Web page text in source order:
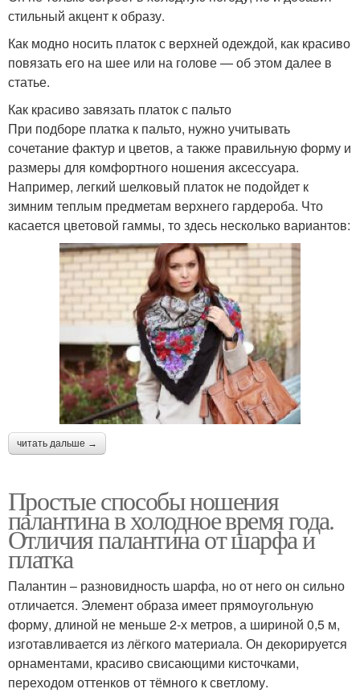
стильный акцент к образу.
Как модно носить платок с верхней одеждой, как красиво
повязать его на шее или на голове — об этом далее в
статье.
Как красиво завязать платок с пальто
При подборе платка к пальто, нужно учитывать
сочетание фактур и цветов, а также правильную форму и
размеры для комфортного ношения аксессуара.
Например, легкий шелковый платок не подойдет к
зимним теплым предметам верхнего гардероба. Что
касается цветовой гаммы, то здесь несколько вариантов:
читать дальше →
Простые способы ношения
палантина в холодное время года.
Отличия палантина от шарфа и
платка
Палантин – разновидность шарфа, но от него он сильно
отличается. Элемент образа имеет прямоугольную
форму, длиной не меньше 2-х метров, а шириной 0,5 м,
изготавливается из лёгкого материала. Он декорируется
орнаментами, красиво свисающими кисточками,
переходом оттенков от тёмного к светлому.